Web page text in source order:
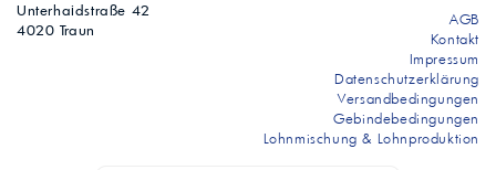
Unterhaidstraße 42
4020 Traun
AGB
Kontakt
Impressum
Datenschutzerklärung
Versandbedingungen
Gebindebedingungen
Lohnmischung & Lohnproduktion